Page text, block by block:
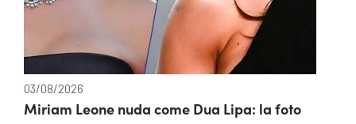
03/08/2026
Miriam Leone nuda come Dua Lipa: la foto